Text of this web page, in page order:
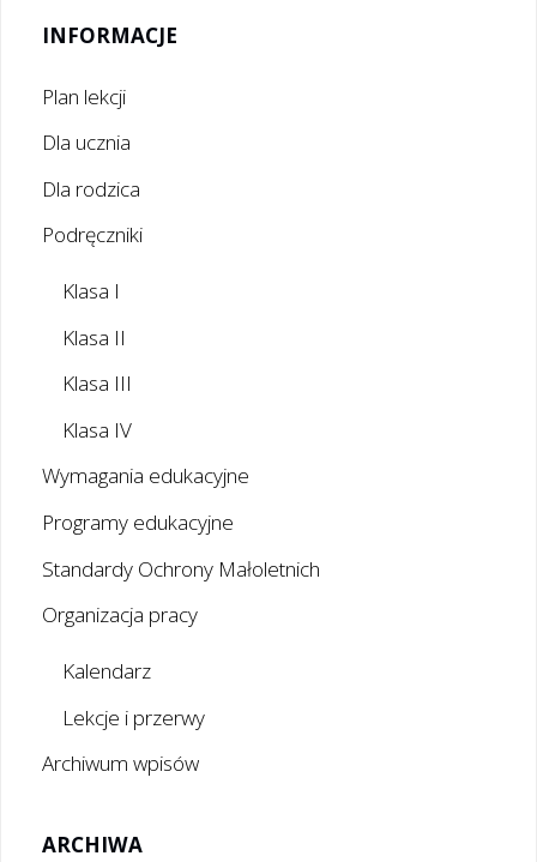
INFORMACJE
Plan lekcji
Dla ucznia
Dla rodzica
Podręczniki
Klasa I
Klasa II
Klasa III
Klasa IV
Wymagania edukacyjne
Programy edukacyjne
Standardy Ochrony Małoletnich
Organizacja pracy
Kalendarz
Lekcje i przerwy
Archiwum wpisów
ARCHIWA